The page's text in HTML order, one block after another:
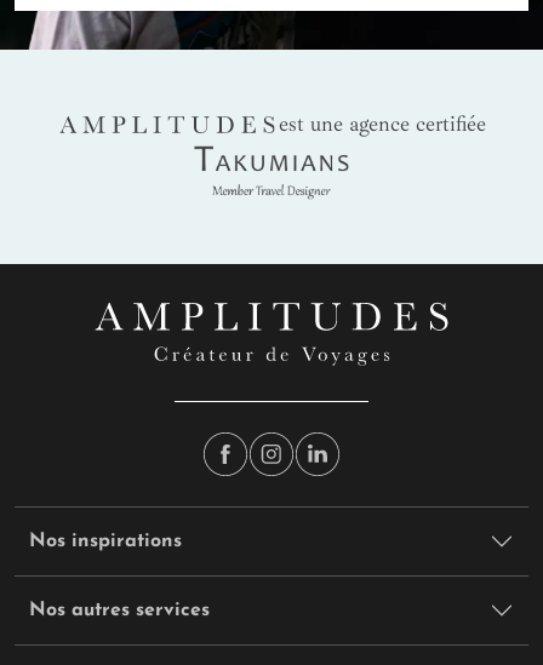
AMPLITUDES
est une agence certifiée
Takumians
Nos inspirations
Nos autres services